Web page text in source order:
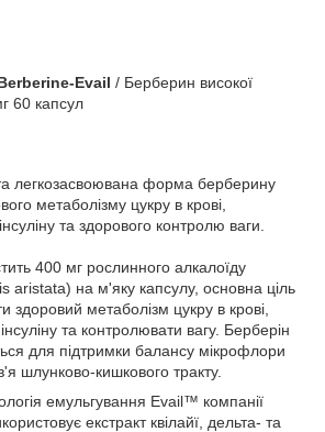
Evail / Берберин високої
60 капсул
легкозасвоювана форма берберину
метаболізму цукру в крові,
та здорового контролю ваги.
400 мг рослинного алкалоїду
aristata) на м'яку капсулу, основна ціль
здоровий метаболізм цукру в крові,
та контролювати вагу. Берберін
для підтримки балансу мікрофлори
шлунково-кишкового тракту.
емульгування Evail™ компанії
екстракт квілайї, дельта- та